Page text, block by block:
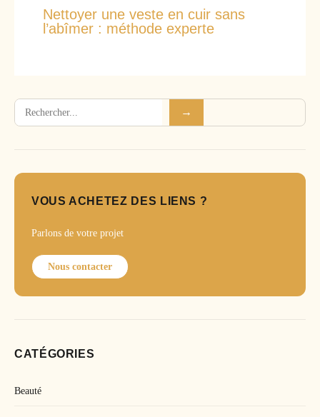
Nettoyer une veste en cuir sans
l’abîmer : méthode experte
Rechercher →
VOUS ACHETEZ DES LIENS ?
Parlons de votre projet
Nous contacter
CATÉGORIES
Beauté